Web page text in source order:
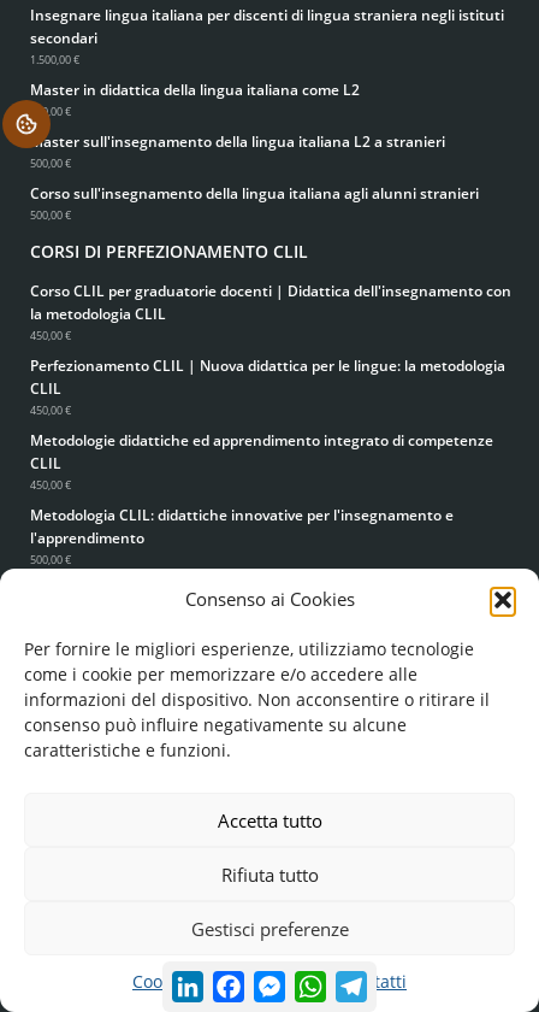
Consenso ai Cookies
Per fornire le migliori esperienze, utilizziamo tecnologie
come i cookie per memorizzare e/o accedere alle
informazioni del dispositivo. Non acconsentire o ritirare il
consenso può influire negativamente su alcune
caratteristiche e funzioni.
Accetta tutto
Rifiuta tutto
Gestisci preferenze
Cookie PolicyPrivacy PolicyContatti
Insegnare lingua italiana per discenti di lingua straniera negli istituti
secondari
1.500,00 €
Master in didattica della lingua italiana come L2
500,00 €
Master sull'insegnamento della lingua italiana L2 a stranieri
500,00 €
Corso sull'insegnamento della lingua italiana agli alunni stranieri
500,00 €
CORSI DI PERFEZIONAMENTO CLIL
Corso CLIL per graduatorie docenti | Didattica dell'insegnamento con
la metodologia CLIL
450,00 €
Perfezionamento CLIL | Nuova didattica per le lingue: la metodologia
CLIL
450,00 €
Metodologie didattiche ed apprendimento integrato di competenze
CLIL
450,00 €
Metodologia CLIL: didattiche innovative per l'insegnamento e
l'apprendimento
500,00 €
CERTIFICAZIONI LINGUISTICHE
Inglese B2 online
250,00 - 442,00 €
Inglese C1 online
260,00 - 452,00 €
Inglese C2 online
PERCORSI ABILITANTI
Abilitazione all'insegnamento
LinkedInFacebookMessenger
WhatsAppTelegram
.
Ti serve aiuto? Scrivici su WhatsApp!